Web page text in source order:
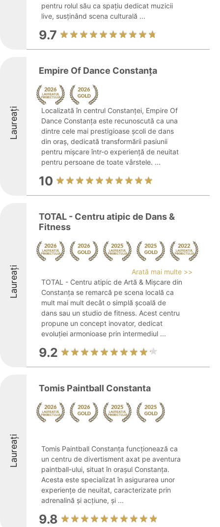
pentru rolul său ca spațiu dedicat muzicii
live, susținând scena culturală ...
9.7
Laureați
Empire Of Dance Constanța
Localizată în centrul Constanței, Empire Of
Dance Constanța este recunoscută ca una
dintre cele mai prestigioase școli de dans
din oraș, dedicată transformării pasiunii
pentru mișcare într-o experiență de neuitat
pentru persoane de toate vârstele. ...
10
Laureați
TOTAL - Centru atipic de Dans &
Fitness
Arată mai multe >>
TOTAL - Centru atipic de Artă & Mișcare din
Constanța se remarcă pe scena locală ca
mult mai mult decât o simplă școală de
dans sau un studio de fitness. Acest centru
propune un concept inovator, dedicat
evoluției armonioase prin intermediul ...
9.2
Laureați
Tomis Paintball Constanta
Tomis Paintball Constanța funcționează ca
un centru de divertisment axat pe aventura
paintball-ului, situat în orașul Constanța.
Acesta este specializat în asigurarea unor
experiențe de neuitat, caracterizate prin
adrenalină și acțiune, și ...
9.8